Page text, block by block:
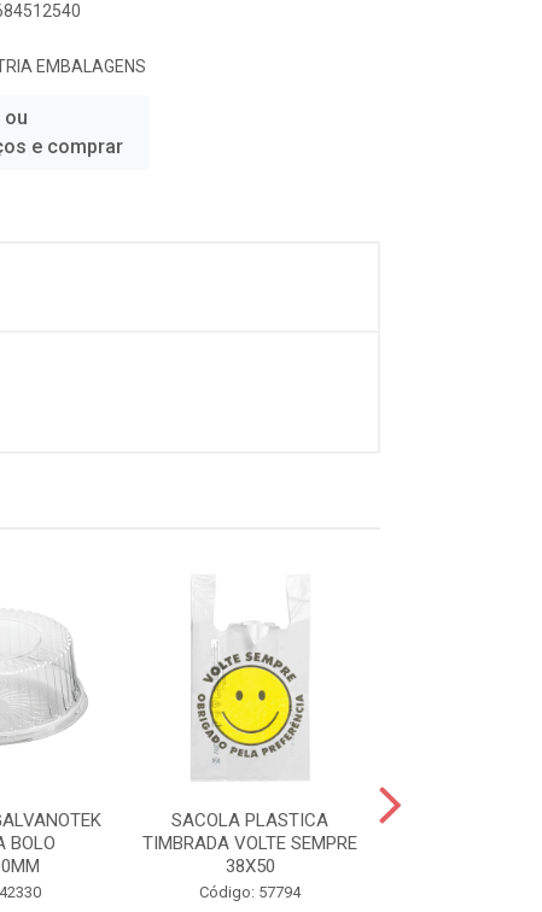
EMBALAGENS
ou
e comprar
BOLO
SACOLA PLASTICA
TIMBRADA VOLTE SEMPRE
38X50
Código: 57794